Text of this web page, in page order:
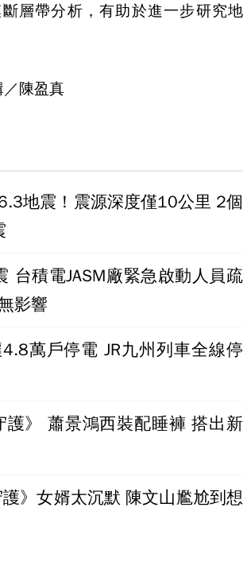
層帶分析，有助於進一步研究地
陳盈真
地震！震源深度僅10公里 2個
台積電JASM廠緊急啟動人員疏
影響
萬戶停電 JR九州列車全線停
護》 蕭景鴻西裝配睡褲 搭出新
護》女婿太沉默 陳文山尷尬到想